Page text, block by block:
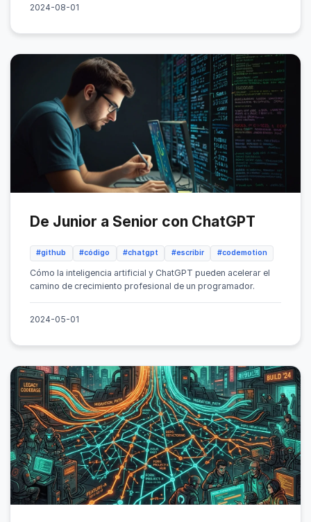
2024-08-01
De Junior a Senior con ChatGPT
#github #código #chatgpt #escribir #codemotion
Cómo la inteligencia artificial y ChatGPT pueden acelerar el
camino de crecimiento profesional de un programador.
2024-05-01